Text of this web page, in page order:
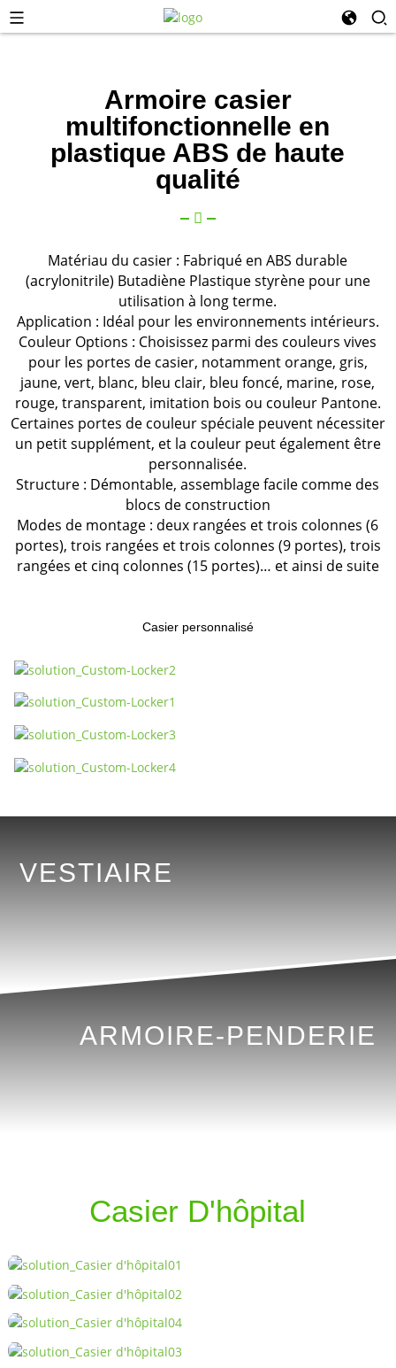
Armoire casier
multifonctionnelle en
plastique ABS de haute
qualité
Matériau du casier : Fabriqué en ABS durable
(acrylonitrile) Butadiène Plastique styrène pour une
utilisation à long terme.
Application : Idéal pour les environnements intérieurs.
Couleur Options : Choisissez parmi des couleurs vives
pour les portes de casier, notamment orange, gris,
jaune, vert, blanc, bleu clair, bleu foncé, marine, rose,
rouge, transparent, imitation bois ou couleur Pantone.
Certaines portes de couleur spéciale peuvent nécessiter
un petit supplément, et la couleur peut également être
personnalisée.
Structure : Démontable, assemblage facile comme des
blocs de construction
Modes de montage : deux rangées et trois colonnes (6
portes), trois rangées et trois colonnes (9 portes), trois
rangées et cinq colonnes (15 portes)… et ainsi de suite
Casier personnalisé
VESTIAIRE
ARMOIRE-PENDERIE
Casier D'hôpital